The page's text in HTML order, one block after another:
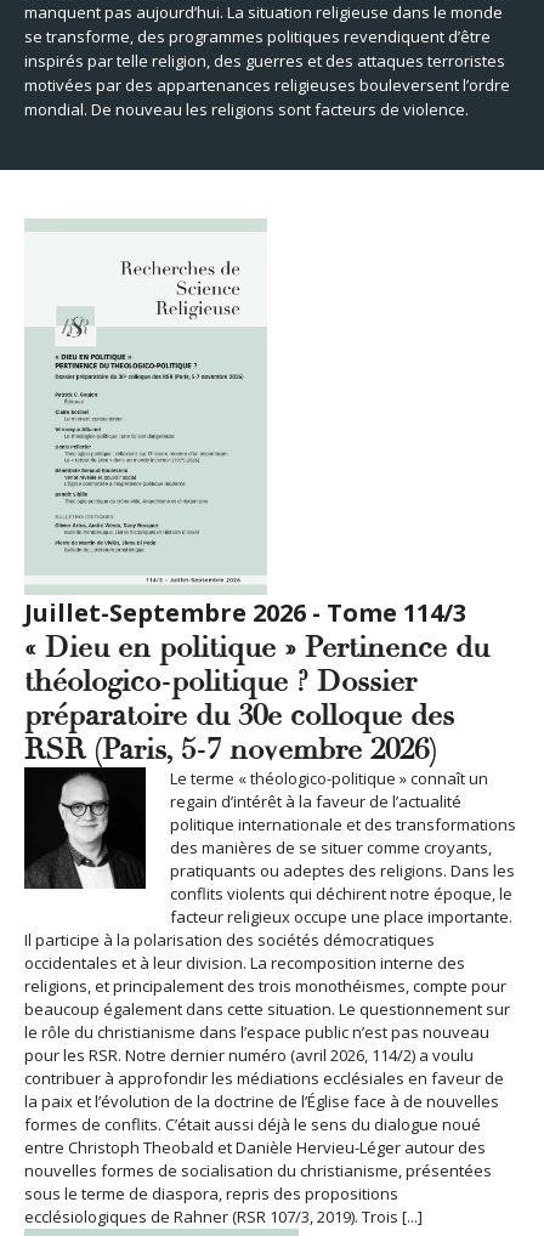
manquent pas aujourd’hui. La situation religieuse dans le monde
se transforme, des programmes politiques revendiquent d’être
inspirés par telle religion, des guerres et des attaques terroristes
motivées par des appartenances religieuses bouleversent l’ordre
mondial. De nouveau les religions sont facteurs de violence.
Juillet-Septembre 2026 - Tome 114/3
« Dieu en politique » Pertinence du
théologico-politique ? Dossier
préparatoire du 30e colloque des
RSR (Paris, 5-7 novembre 2026)
Le terme « théologico-politique » connaît un
regain d’intérêt à la faveur de l’actualité
politique internationale et des transformations
des manières de se situer comme croyants,
pratiquants ou adeptes des religions. Dans les
conflits violents qui déchirent notre époque, le
facteur religieux occupe une place importante.
Il participe à la polarisation des sociétés démocratiques
occidentales et à leur division. La recomposition interne des
religions, et principalement des trois monothéismes, compte pour
beaucoup également dans cette situation. Le questionnement sur
le rôle du christianisme dans l’espace public n’est pas nouveau
pour les RSR. Notre dernier numéro (avril 2026, 114/2) a voulu
contribuer à approfondir les médiations ecclésiales en faveur de
la paix et l’évolution de la doctrine de l’Église face à de nouvelles
formes de conflits. C’était aussi déjà le sens du dialogue noué
entre Christoph Theobald et Danièle Hervieu-Léger autour des
nouvelles formes de socialisation du christianisme, présentées
sous le terme de diaspora, repris des propositions
ecclésiologiques de Rahner (RSR 107/3, 2019). Trois [...]